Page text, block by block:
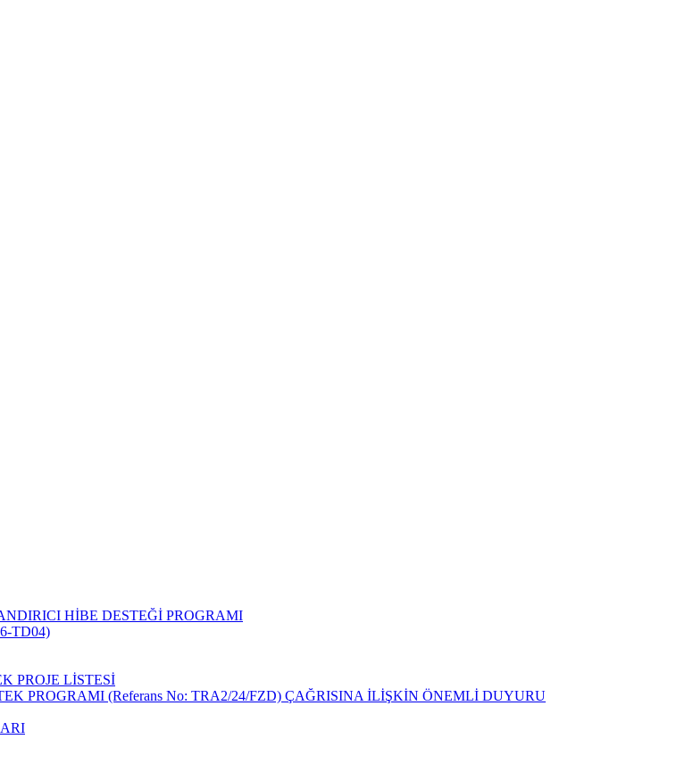
HİBE DESTEĞİ PROGRAMI
TD04)
PROJE LİSTESİ
PROGRAMI (Referans No: TRA2/24/FZD) ÇAĞRISINA İLİŞKİN ÖNEMLİ DUYURU